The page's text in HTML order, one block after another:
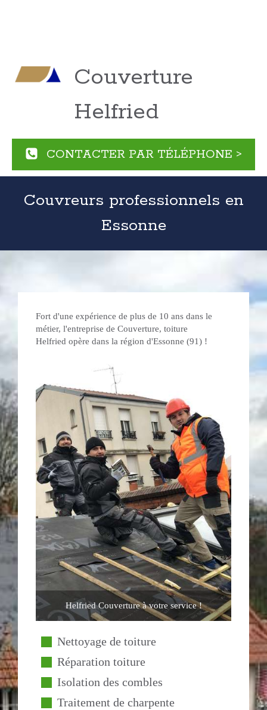
Couverture
Helfried
CONTACTER PAR TÉLÉPHONE >
Couvreurs professionnels en
Essonne
Fort d'une expérience de plus de 10 ans dans le
métier, l'entreprise de Couverture, toiture
Helfried opère dans la région d'Essonne (91) !
Helfried Couverture à votre service !
Nettoyage de toiture
Réparation toiture
Isolation des combles
Traitement de charpente